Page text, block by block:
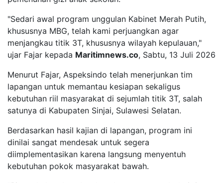
"Sedari awal program unggulan Kabinet Merah Putih,
khususnya MBG, telah kami perjuangkan agar
menjangkau titik 3T, khususnya wilayah kepulauan,"
ujar Fajar kepada Maritimnews.co, Sabtu, 13 Juli 2026
Menurut Fajar, Aspeksindo telah menerjunkan tim
lapangan untuk memantau kesiapan sekaligus
kebutuhan riil masyarakat di sejumlah titik 3T, salah
satunya di Kabupaten Sinjai, Sulawesi Selatan.
Berdasarkan hasil kajian di lapangan, program ini
dinilai sangat mendesak untuk segera
diimplementasikan karena langsung menyentuh
kebutuhan pokok masyarakat bawah.